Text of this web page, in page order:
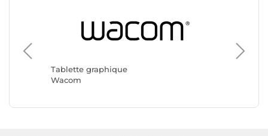
Tablette graphique
Wacom
Boox